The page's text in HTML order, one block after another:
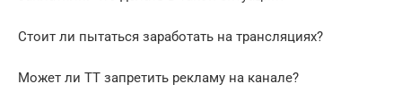
Стоит ли пытаться заработать на трансляциях?
Может ли ТТ запретить рекламу на канале?